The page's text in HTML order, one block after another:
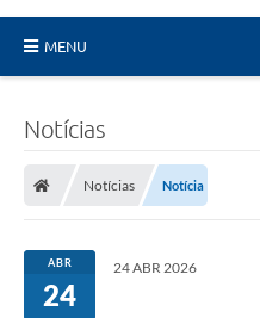
MENU
Conselhos Municipais
Serviços on-line
Notícias
Notícias Notícia
ABR
24
24 ABR 2026